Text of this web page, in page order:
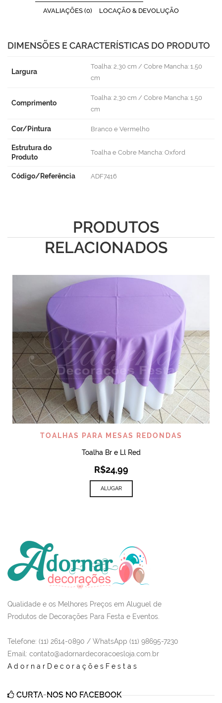
AVALIAÇÕES (0) LOCAÇÃO & DEVOLUÇÃO
DIMENSÕES E CARACTERÍSTICAS DO PRODUTO
Largura
Toalha: 2,30 cm / Cobre Mancha: 1,50
cm
Comprimento
Toalha: 2,30 cm / Cobre Mancha: 1,50
cm
Cor/Pintura Branco e Vermelho
Estrutura do
Produto
Toalha e Cobre Mancha: Oxford
Código/Referência ADF7416
PRODUTOS
RELACIONADOS
TOALHAS PARA MESAS REDONDAS
Toalha Br e Ll Red
R$24,99
ALUGAR
Qualidade e os Melhores Preços em Aluguel de
Produtos de Decorações Para Festa e Eventos.
Telefone: (11) 2614-0890 / WhatsApp (11) 98695-7230
Email : contato@adornardecoracoesloja.com.br
AdornarDecoraçõesFestas
CURTA-NOS NO FACEBOOK